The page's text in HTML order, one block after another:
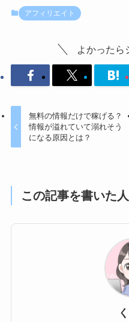
アフィリエイト
よかったら
無料の情報だけで稼げる？
情報が溢れていて溺れそう
になる原因とは？
この記事を書いた人